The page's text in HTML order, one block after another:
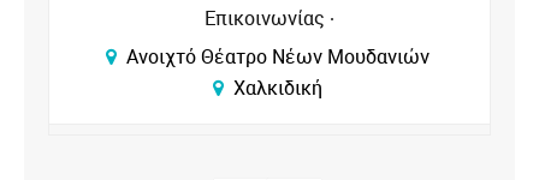
Επικοινωνίας
Ανοιχτό Θέατρο Νέων Μουδανιών
Χαλκιδική